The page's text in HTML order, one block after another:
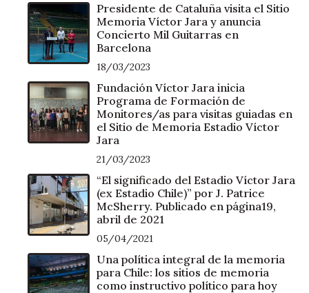
Presidente de Cataluña visita el Sitio
Memoria Víctor Jara y anuncia
Concierto Mil Guitarras en
Barcelona
18/03/2023
Fundación Víctor Jara inicia
Programa de Formación de
Monitores/as para visitas guiadas en
el Sitio de Memoria Estadio Víctor
Jara
21/03/2023
“El significado del Estadio Víctor Jara
(ex Estadio Chile)” por J. Patrice
McSherry. Publicado en página19,
abril de 2021
05/04/2021
Una política integral de la memoria
para Chile: los sitios de memoria
como instructivo político para hoy